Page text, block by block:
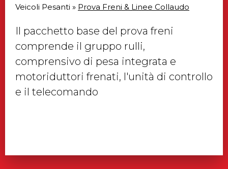
Veicoli Pesanti » Prova Freni & Linee Collaudo
Il pacchetto base del prova freni
comprende il gruppo rulli,
comprensivo di pesa integrata e
motoriduttori frenati, l'unità di controllo
e il telecomando